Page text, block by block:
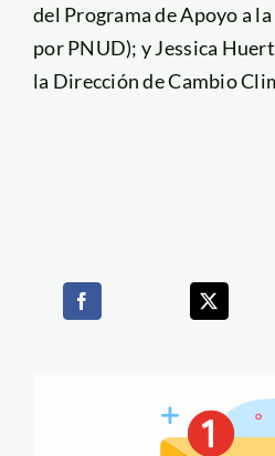
del Programa de Apoyo a
por PNUD); y Jessica
la Dirección de Cambio